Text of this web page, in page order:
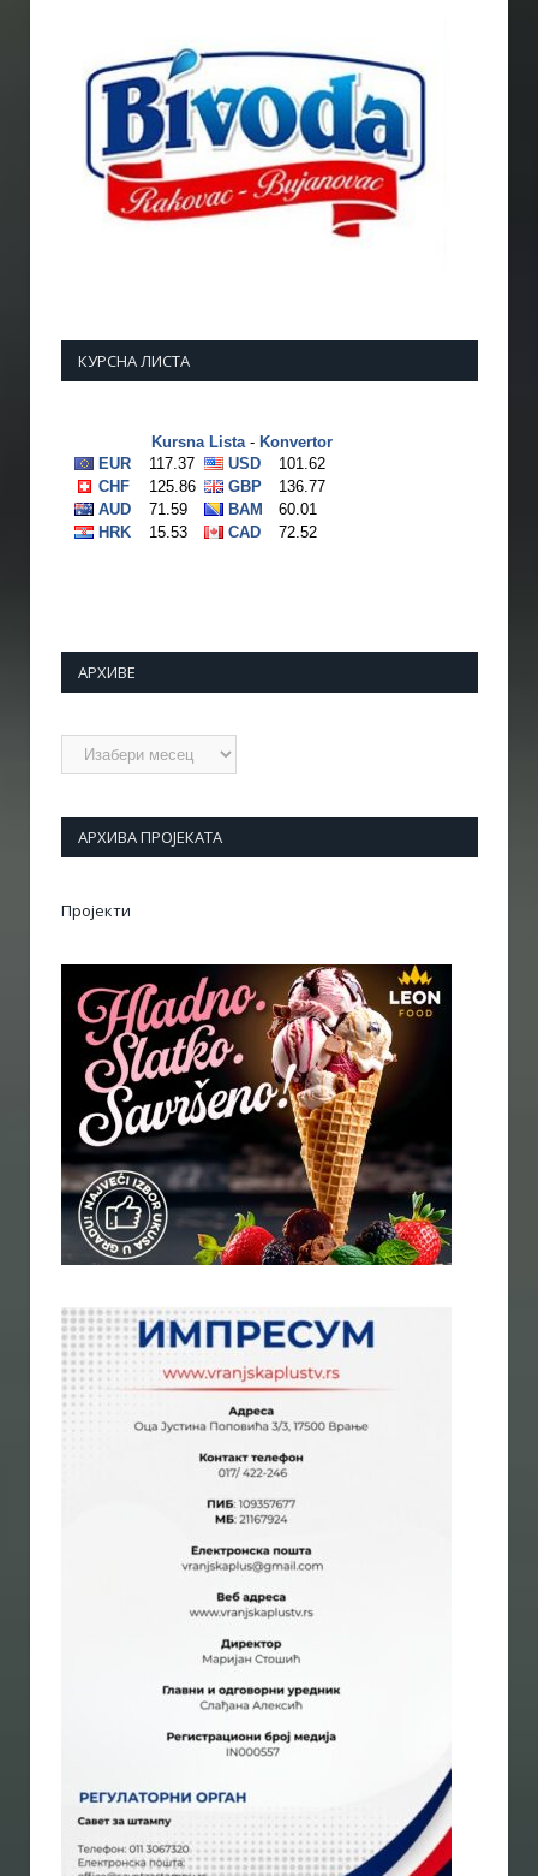
КУРСНА ЛИСТА
АРХИВЕ
Архиве
АРХИВА ПРОЈЕКАТА
Пројекти